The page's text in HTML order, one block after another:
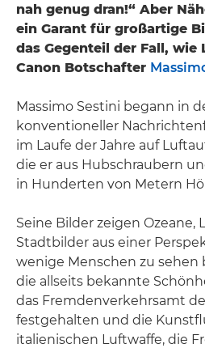
nah genug dran!“ Aber
ein Garant für großartige
das Gegenteil der Fall,
Canon Botschafter
Massimo Sestini begann in
konventioneller
im Laufe der Jahre auf
die er aus Hubschraubern
in Hunderten von Metern
Seine Bilder zeigen Ozeane,
Stadtbilder aus einer
wenige Menschen zu sehen
die allseits bekannte
das Fremdenverkehrsamt
festgehalten und die
italienischen Luftwaffe, die